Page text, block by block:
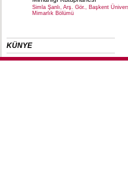
Simla Şanlı, Arş. Gör., Başkent
Mimarlık Bölümü
KÜNYE